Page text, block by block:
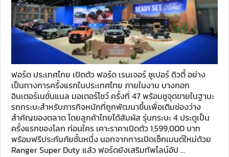
ฟอร์ด ประเทศไทย เปิดตัว ฟอร์ด เรนเจอร์ ซูเปอร์ ดิวตี้ อย่าง
เป็นทางการครั้งแรกในประเทศไทย ภายในงาน บางกอก
อินเตอร์เนชั่นแนล มอเตอร์โชว์ ครั้งที่ 47 พร้อมชูจุดขายในฐานะ
รถกระบะสำหรับภารกิจหนักที่ถูกพัฒนาขึ้นเพื่อเติมช่องว่าง
สำคัญของตลาด โดยลูกค้าไทยได้สัมผัส รุ่นกระบะ 4 ประตูเป็น
ครั้งแรกของโลก ก่อนใคร เคาะราคาเปิดตัว 1,599,000 บาท
พร้อมฟรีประกันภัยชั้นหนึ่ง นอกจากการเปิดเซ็กเมนต์ใหม่ด้วย
Ranger Super Duty แล้ว ฟอร์ดยังเสริมทัพไลน์อัป …